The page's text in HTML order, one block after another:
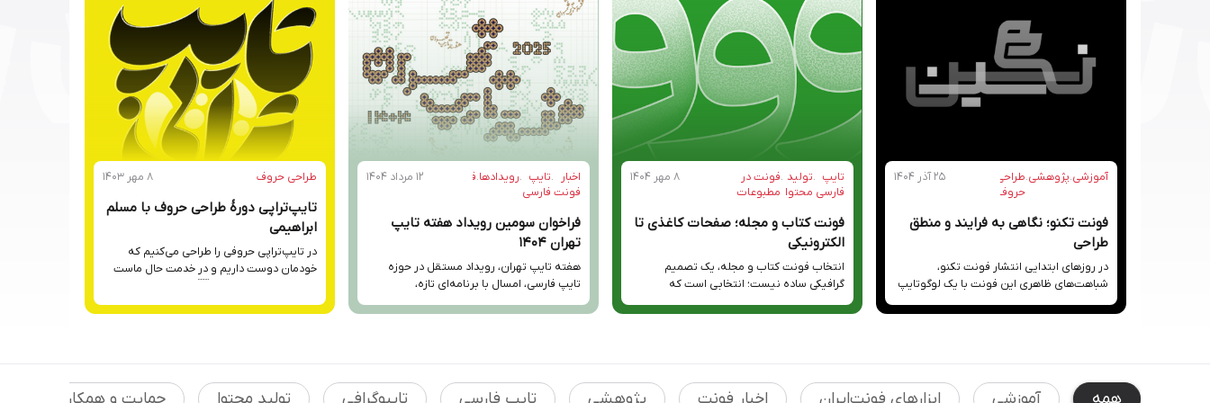
آموزشی.پژوهشی.طراحی
حروف
۲۵ آذر ۱۴۰۴
فونت تکنو؛ نگاهی به فرایند و منطق
طراحی
در روز‌های ابتدایی انتشار فونت تکنو،
شباهت‌های ظاهری این فونت با یک لوگوتایپ
ویژگی‌های طراحی آن دور شود و حاشیه‌ها
نیست؛ بلکه تلاش می‌کنیم […]
تایپ
فارسی
.تولید
محتوا
.فونت در
مطبوعات
۸ مهر ۱۴۰۴
فونت کتاب و مجله؛ صفحات کاغذی تا
الکترونیکی
انتخاب فونت کتاب و مجله، یک تصمیم
گرافیکی ساده نیست؛ انتخابی است که
طراحی جلد، جنس کاغذ و اندازه کتاب اهمیت
متناسب با […]
اخبار
فونت
.تایپ
فارسی
.رویداد‌ها.فراخوان‌ها ۱۲ مرداد ۱۴۰۴
فراخوان سومین رویداد هفته تایپ
تهران ۱۴۰۴
هفته تایپ تهران، رویداد مستقل در حوزه
تایپ فارسی، امسال با برنامه‌ای تازه،
نوشتار عربی-فارسی، در همکاری با رویداد
تخصصی و کارگاه‌های آموزشی خواهد بود که
طراحی حروف ۸ مهر ۱۴۰۳
تایپ‌تراپی دورهٔ طراحی حروف با مسلم
ابراهیمی
در تایپ‌تراپی حروفی را طراحی می‌کنیم که
خودمان دوست داریم و در خدمت حال ماست
فونت یک اثر فرمالیستی است. در تایپ‌تراپی